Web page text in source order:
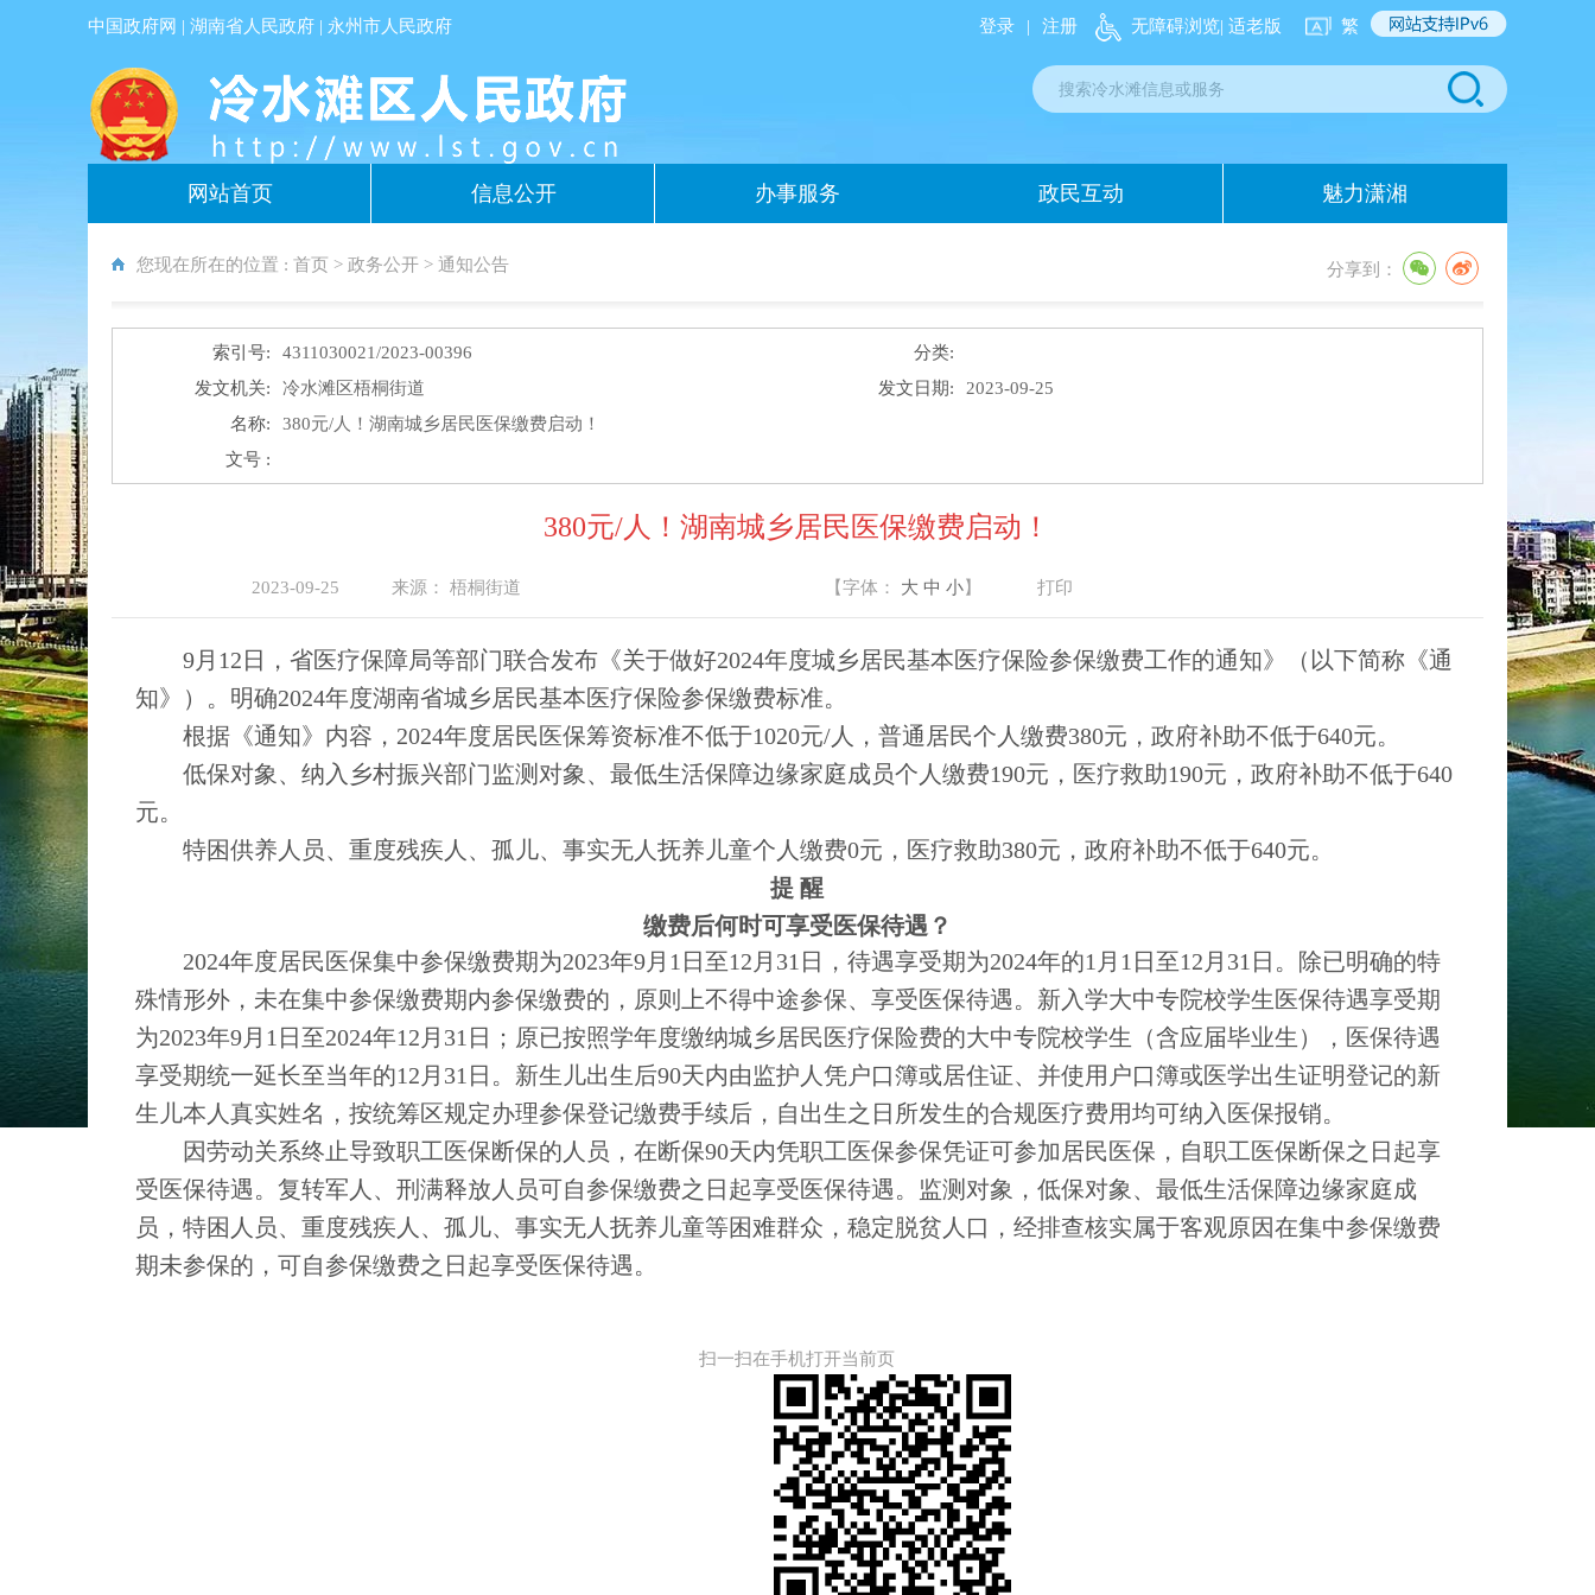
中国政府网 |湖南省人民政府 | 永州市人民政府 登录 | 注册 无障碍浏览| 适老版 繁
网站首页 信息公开 办事服务 政民互动 魅力潇湘
您现在所在的位置 :首页 >政务公开 >通知公告 分享到：
索引号: 4311030021/2023-00396
分类:
发文机关:
冷水滩区梧桐街道 发文日期:
2023-09-25
名称:
380元/人！湖南城乡居民医保缴费启动！
文号 :
380元/人！湖南城乡居民医保缴费启动！
2023-09-25 来源： 梧桐街道 【字体： 大 中 小】 打印
9月12日，省医疗保障局等部门联合发布《关于做好2024年度城乡居民基本医疗保险参保缴费工作的通知》（以下简称《通
知》）。明确2024年度湖南省城乡居民基本医疗保险参保缴费标准。
根据《通知》内容，2024年度居民医保筹资标准不低于1020元/人，普通居民个人缴费380元，政府补助不低于640元。
低保对象、纳入乡村振兴部门监测对象、最低生活保障边缘家庭成员个人缴费190元，医疗救助190元，政府补助不低于640
元。
特困供养人员、重度残疾人、孤儿、事实无人抚养儿童个人缴费0元，医疗救助380元，政府补助不低于640元。
提 醒
缴费后何时可享受医保待遇？
2024年度居民医保集中参保缴费期为2023年9月1日至12月31日，待遇享受期为2024年的1月1日至12月31日。除已明确的特
殊情形外，未在集中参保缴费期内参保缴费的，原则上不得中途参保、享受医保待遇。新入学大中专院校学生医保待遇享受期
为2023年9月1日至2024年12月31日；原已按照学年度缴纳城乡居民医疗保险费的大中专院校学生（含应届毕业生），医保待遇
享受期统一延长至当年的12月31日。新生儿出生后90天内由监护人凭户口簿或居住证、并使用户口簿或医学出生证明登记的新
生儿本人真实姓名，按统筹区规定办理参保登记缴费手续后，自出生之日所发生的合规医疗费用均可纳入医保报销。
因劳动关系终止导致职工医保断保的人员，在断保90天内凭职工医保参保凭证可参加居民医保，自职工医保断保之日起享
受医保待遇。复转军人、刑满释放人员可自参保缴费之日起享受医保待遇。监测对象，低保对象、最低生活保障边缘家庭成
员，特困人员、重度残疾人、孤儿、事实无人抚养儿童等困难群众，稳定脱贫人口，经排查核实属于客观原因在集中参保缴费
期未参保的，可自参保缴费之日起享受医保待遇。
扫一扫在手机打开当前页